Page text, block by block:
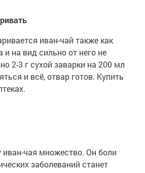
иван-чай также как
на вид сильно от него не
2-3 г сухой заварки на 200 мл
и всё, отвар готов. Купить
чая множество. Он боли
заболеваний станет